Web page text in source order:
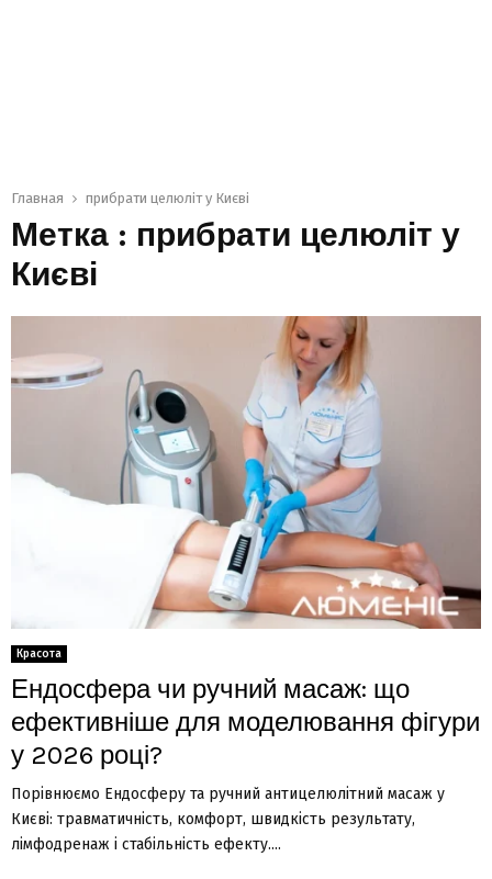
Главная прибрати целюліт у Києві
Метка : прибрати целюліт у
Києві
Красота
Ендосфера чи ручний масаж: що
ефективніше для моделювання фігури
у 2026 році?
Порівнюємо Ендосферу та ручний антицелюлітний масаж у
Києві: травматичність, комфорт, швидкість результату,
лімфодренаж і стабільність ефекту....